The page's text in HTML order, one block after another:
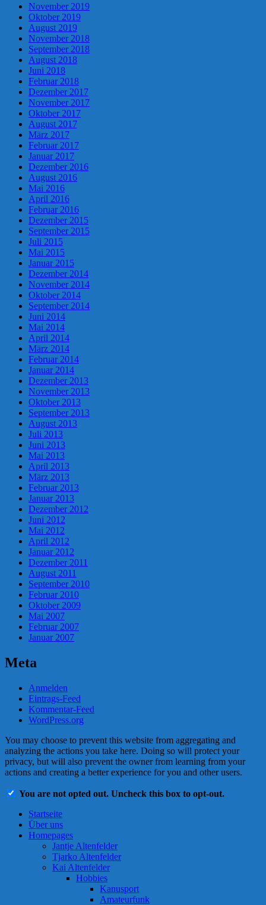
November 2019
Oktober 2019
August 2019
November 2018
September 2018
August 2018
Juni 2018
Februar 2018
Dezember 2017
November 2017
Oktober 2017
August 2017
März 2017
Februar 2017
Januar 2017
Dezember 2016
August 2016
Mai 2016
April 2016
Februar 2016
Dezember 2015
September 2015
Juli 2015
Mai 2015
Januar 2015
Dezember 2014
November 2014
Oktober 2014
September 2014
Juni 2014
Mai 2014
April 2014
März 2014
Februar 2014
Januar 2014
Dezember 2013
November 2013
Oktober 2013
September 2013
August 2013
Juli 2013
Juni 2013
Mai 2013
April 2013
März 2013
Februar 2013
Januar 2013
Dezember 2012
Juni 2012
Mai 2012
April 2012
Januar 2012
Dezember 2011
August 2011
September 2010
Februar 2010
Oktober 2009
Mai 2007
Februar 2007
Januar 2007
Meta
Anmelden
Eintrags-Feed
Kommentar-Feed
WordPress.org
You may choose to prevent this website from aggregating and
analyzing the actions you take here. Doing so will protect your
privacy, but will also prevent the owner from learning from your
actions and creating a better experience for you and other users.
You are not opted out. Uncheck this box to opt-out.
Startseite
Über uns
Homepages
Jantje Altenfelder
Tjarko Altenfelder
Kai Altenfelder
Hobbies
Kanusport
Amateurfunk